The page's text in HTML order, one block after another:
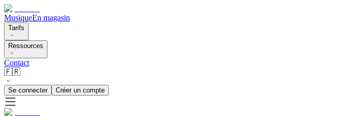
MusiqueEn magasin
Tarifs
Ressources
Contact
🇫🇷
Se connecter Créer un compte